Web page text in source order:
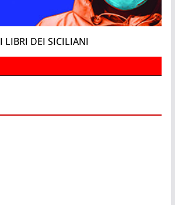
I LIBRI DEI SICILIANI